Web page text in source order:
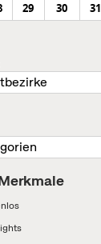
29 30 31